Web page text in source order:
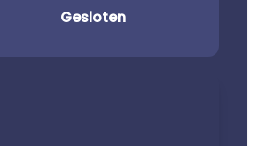
Gesloten